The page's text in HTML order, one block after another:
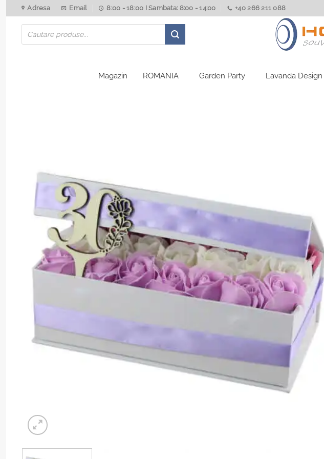
to
content
Adresa Email 8:00 - 18:00 I Sambata: 8:00 - 14:00 +40 266 211 088
Products
search
Magazin ROMANIA Garden Party Lavanda Design